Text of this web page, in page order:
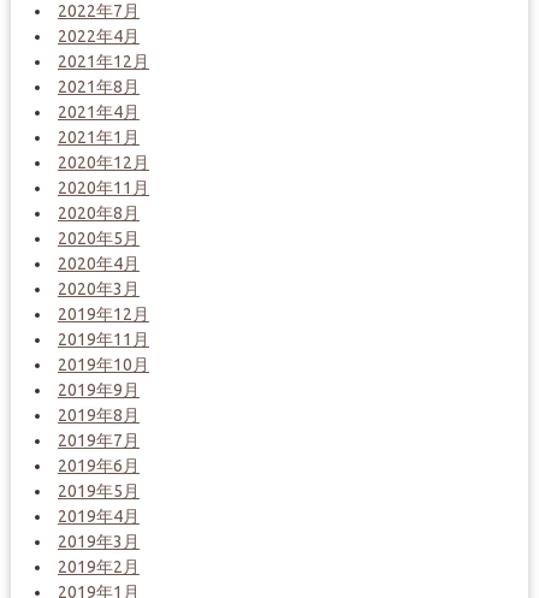
2022年7月
2022年4月
2021年12月
2021年8月
2021年4月
2021年1月
2020年12月
2020年11月
2020年8月
2020年5月
2020年4月
2020年3月
2019年12月
2019年11月
2019年10月
2019年9月
2019年8月
2019年7月
2019年6月
2019年5月
2019年4月
2019年3月
2019年2月
2019年1月